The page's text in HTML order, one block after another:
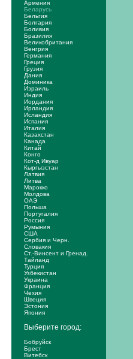
Армения
Беларусь
Бельгия
Болгария
Боливия
Бразилия
Великобритания
Венгрия
Германия
Греция
Грузия
Дания
Доминика
Израиль
Индия
Иордания
Ирландия
Исландия
Испания
Италия
Казахстан
Канада
Китай
Конго
Кот-д Ивуар
Кыргызстан
Латвия
Литва
Марокко
Молдова
ОАЭ
Польша
Португалия
Россия
Румыния
США
Сербия и Черн.
Словакия
Ст.-Винсент и Гренад.
Тайланд
Турция
Узбекистан
Украина
Франция
Чехия
Швеция
Эстония
Япония
Выберите город:
Бобруйск
Брест
Витебск